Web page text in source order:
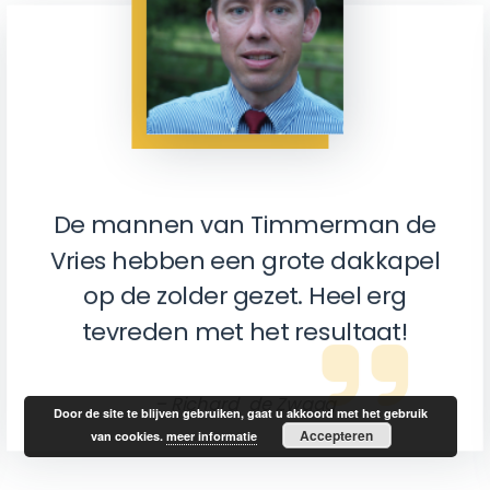
De mannen van Timmerman de
Vries hebben een grote dakkapel
op de zolder gezet. Heel erg
tevreden met het resultaat!
– Richard de Zwaag
Door de site te blijven gebruiken, gaat u akkoord met het gebruik
van cookies. meer informatie Accepteren